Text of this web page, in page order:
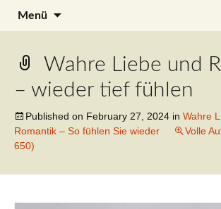
Julia Noyel
Menü
Wahre Liebe und
– wieder tief fühlen
Published on February 27, 2024 in Wahre
Romantik – So fühlen Sie wieder
Volle
650)